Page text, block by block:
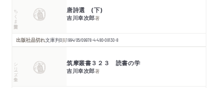
ちくま学芸文庫 唐詩選 (下)
吉川幸次郎著
出版社品切れ文庫判0頁1994/05/09978-4-480-08130-8
シリーズ・全集 筑摩叢書３２３ 読書の学
吉川幸次郎著